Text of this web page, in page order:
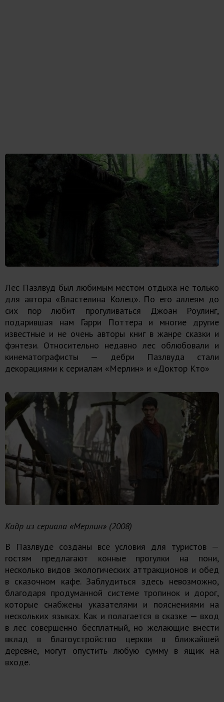
Лес Пазлвуд был любимым местом отдыха не только
для автора «Властелина Колец». По его аллеям до
сих пор любит прогуливаться Джоан Роулинг,
подарившая нам Гарри Поттера и многие другие
известные и не очень авторы книг в жанре сказки и
фэнтези. Относительно недавно лес облюбовали и
кинематографисты — дебри Пазлвуда стали
декорациями к сериалам «Мерлин» и «Доктор Кто»
Кадр из сериала «Мерлин» (2008)
В Пазлвуде созданы все условия для туристов —
гостям предлагают конные прогулки на пони,
несколько видов экологических аттракционов и обед
в сказочном кафе. Заблудиться здесь невозможно,
благодаря продуманной системе тропинок и дорог,
которые снабжены указателями и пояснениями на
нескольких языках. Как и полагается в сказке — вход
в лес совершенно бесплатный, но желающие внести
вклад в благоустройство церкви в ближайшей
деревне, могут опустить любую сумму в ящик на
входе.